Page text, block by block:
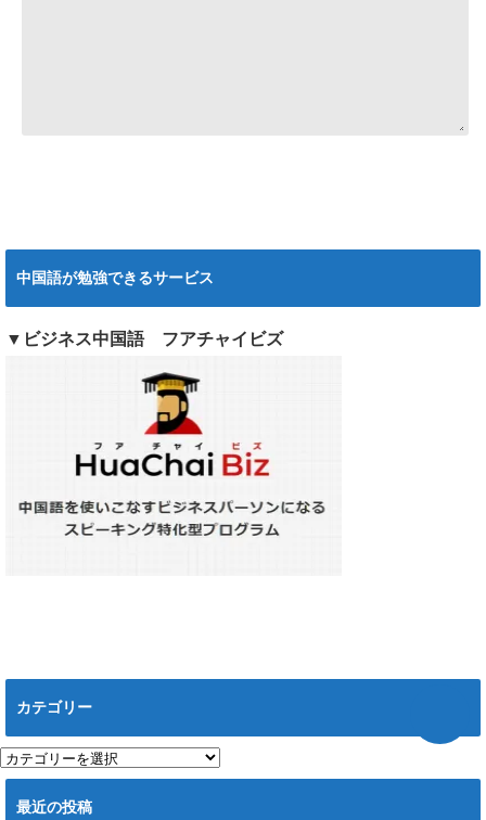
中国語が勉強できるサービス
▼ビジネス中国語 フアチャイビズ
カテゴリー
カ
テ
最近の投稿